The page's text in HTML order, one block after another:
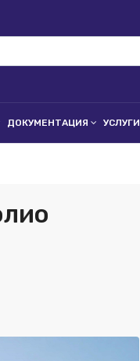
ДОКУМЕНТАЦИЯ УСЛУГИ